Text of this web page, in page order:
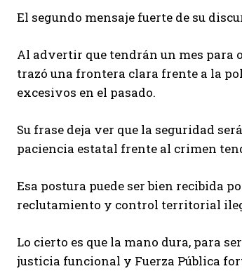
El segundo mensaje fuerte de su
Al advertir que tendrán un mes para
trazó una frontera clara frente a la
excesivos en el pasado.
Su frase deja ver que la seguridad
paciencia estatal frente al crimen
Esa postura puede ser bien recibida
reclutamiento y control territorial
Lo cierto es que la mano dura, para
justicia funcional y Fuerza Pública